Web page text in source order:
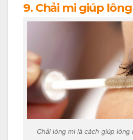
9. Chải mi giúp
Chải lông mi là cách giúp lông